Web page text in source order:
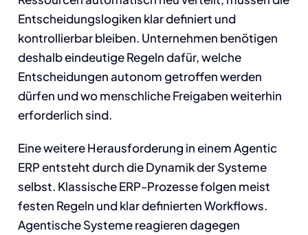
Entscheidungslogiken klar definiert und
kontrollierbar bleiben. Unternehmen benötigen
deshalb eindeutige Regeln dafür, welche
Entscheidungen autonom getroffen werden
dürfen und wo menschliche Freigaben weiterhin
erforderlich sind.
Eine weitere Herausforderung in einem Agentic
ERP entsteht durch die Dynamik der Systeme
selbst. Klassische ERP-Prozesse folgen meist
festen Regeln und klar definierten Workflows.
Agentische Systeme reagieren dagegen